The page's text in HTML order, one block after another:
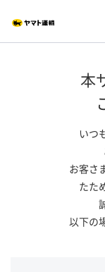
本
いつ
お客さ
たた
以下の